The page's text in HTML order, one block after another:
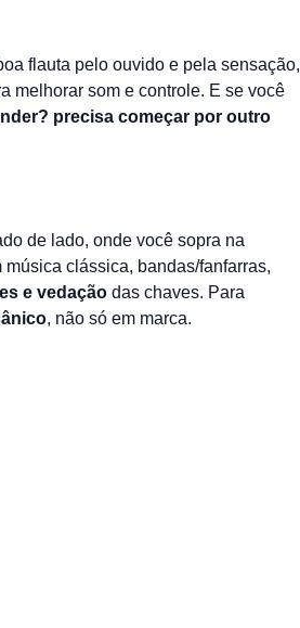
flauta pelo ouvido e pela sensação,
melhorar som e controle. E se você
precisa começar por outro
de lado, onde você sopra na
música clássica, bandas/fanfarras,
e vedação das chaves. Para
, não só em marca.